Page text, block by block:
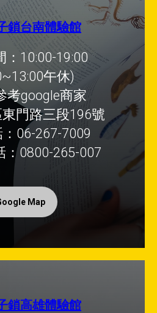
鎖台南體驗館
：10:00-19:00
午休)
考google商家
門路三段196號
06-267-7009
：0800-265-007
Map
鎖高雄體驗館